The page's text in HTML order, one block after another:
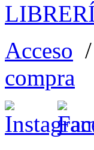
Acceso /
compra